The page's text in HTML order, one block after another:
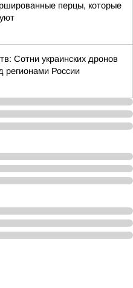
перцы, которые
Сотни украинских дронов
регионами России